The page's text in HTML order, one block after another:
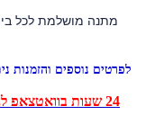
מתנה מושלמת לכל
לפרטים נוספים והזמנות
24 שעות בוואטצאפ לנייד